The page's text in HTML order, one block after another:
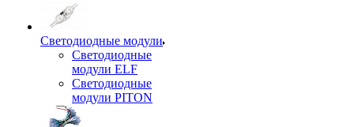
Светодиодные модули
Светодиодные
модули ELF
Светодиодные
модули PITON